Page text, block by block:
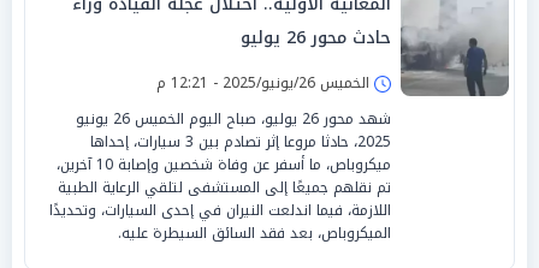
حادث محور 26 يوليو
الخميس 26/يونيو/2025 - 12:21 م
شهد محور 26 يوليو، صباح اليوم الخميس 26 يونيو
2025، حادثا مروعا إثر تصادم بين 3 سيارات، إحداها
ميكروباص، ما أسفر عن وفاة شخصين وإصابة 10 آخرين،
تم نقلهم جميعًا إلى المستشفى لتلقي الرعاية الطبية
اللازمة، فيما اندلعت النيران في إحدى السيارات، وتحديدًا
الميكروباص، بعد فقد السائق السيطرة عليه.